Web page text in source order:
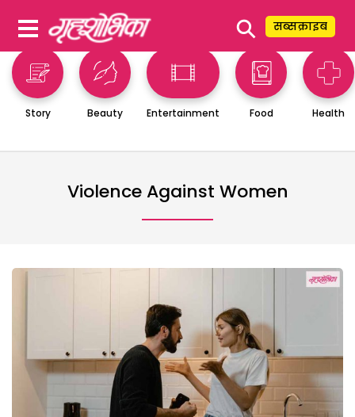
⚲ सब्सक्राइब
Story Beauty Entertainment Food Health
Violence Against Women